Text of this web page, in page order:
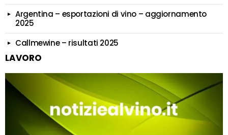
Argentina – esportazioni di vino – aggiornamento
2025
Callmewine – risultati 2025
LAVORO